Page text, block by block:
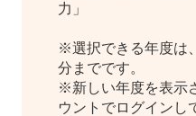
力」
※選択できる年度は
分までです。
※新しい年度を表示
ウントでログインし